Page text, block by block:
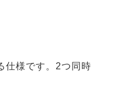
仕様です。2つ同時